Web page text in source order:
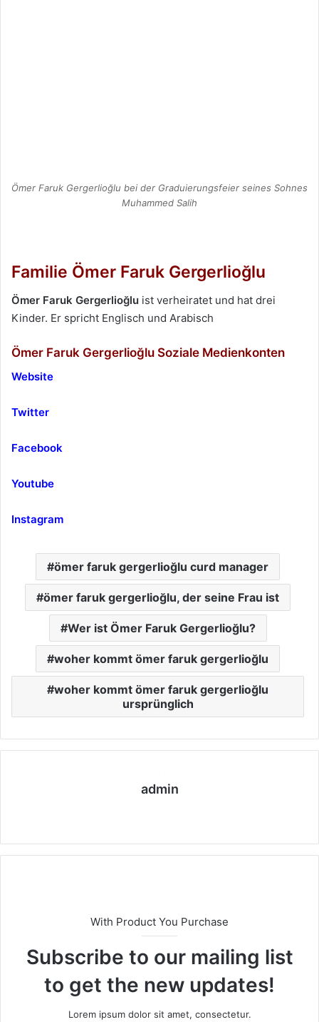
Ömer Faruk Gergerlioğlu bei der Graduierungsfeier seines Sohnes
Muhammed Salih
Familie Ömer Faruk Gergerlioğlu
Ömer Faruk Gergerlioğlu ist verheiratet und hat drei
Kinder. Er spricht Englisch und Arabisch
Ömer Faruk Gergerlioğlu Soziale Medienkonten
Website
Twitter
Facebook
Youtube
Instagram
ömer faruk gergerlioğlu curd manager
ömer faruk gergerlioğlu, der seine Frau ist
Wer ist Ömer Faruk Gergerlioğlu?
woher kommt ömer faruk gergerlioğlu
woher kommt ömer faruk gergerlioğlu
ursprünglich
admin
eit
With Product You Purchase
Subscribe to our mailing list
to get the new updates!
Lorem ipsum dolor sit amet, consectetur.